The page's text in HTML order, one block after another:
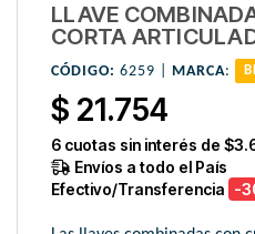
LLAVE
CORTA
CÓDIGO: 6259 | MARCA:
$ 21.754
6 cuotas sin interés de
Envíos a todo el País
Efectivo/Transferencia -